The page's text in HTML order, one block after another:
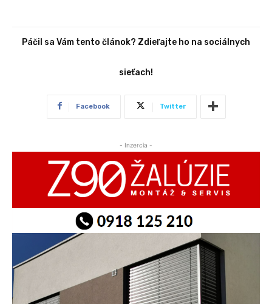
Páčil sa Vám tento článok? Zdieľajte ho na sociálnych
sieťach!
Facebook Twitter
- Inzercia -